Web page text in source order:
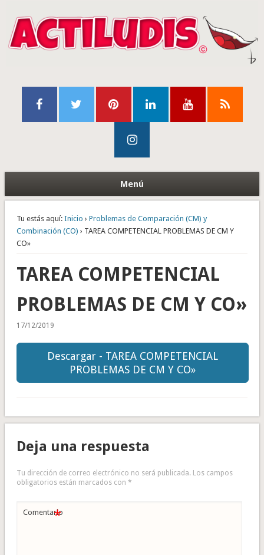
Menú
Tu estás aquí: Inicio › Problemas de Comparación (CM) y
Combinación (CO) › TAREA COMPETENCIAL PROBLEMAS DE CM Y
CO»
TAREA COMPETENCIAL
PROBLEMAS DE CM Y CO»
17/12/2019
Descargar - TAREA COMPETENCIAL
PROBLEMAS DE CM Y CO»
Deja una respuesta
Tu dirección de correo electrónico no será publicada. Los campos
obligatorios están marcados con *
Comentario
*